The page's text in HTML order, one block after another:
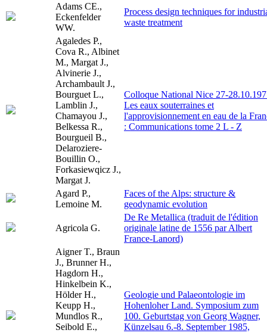
Adams CE.,
Eckenfelder
WW.
Process design techniques for
waste treatment
Agaledes P.,
Cova R., Albinet
M., Margat J.,
Alvinerie J.,
Archambault J.,
Bourguet L.,
Lamblin J.,
Chamayou J.,
Belkessa R.,
Bourgueil B.,
Delaroziere-
Bouillin O.,
Forkasiewqicz J.,
Margat J.
Colloque National Nice 27-
Les eaux souterraines et
l'approvisionnement en eau de la
: Communications tome 2 L - Z
Agard P.,
Lemoine M.
Faces of the Alps: structure &
geodynamic evolution
Agricola G.
De Re Metallica (traduit de l'édition
originale latine de 1556 par Albert
France-Lanord)
Aigner T., Braun
J., Brunner H.,
Hagdorn H.,
Hinkelbein K.,
Hölder H.,
Keupp H.,
Mundlos R.,
Seibold E.,
Geologie und Palaeontologie im
Hohenloher Land. Symposium zum
100. Geburtstag von Georg Wagner,
Künzelsau 6.-8. September 1985,